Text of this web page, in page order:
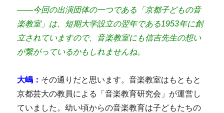
――今回の出演団体の一つである「京都子どもの音
楽教室」は、短期大学設立の翌年である1953年に創
立されていますので、音楽教室にも信吉先生の想い
が繋がっているかもしれませんね。
大嶋： その通りだと思います。音楽教室はもともと
京都芸大の教員による「音楽教育研究会」が運営し
ていました。幼い頃からの音楽教育は子どもたちの